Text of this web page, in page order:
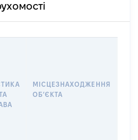
МІСЦЕЗНАХОДЖЕННЯ
ОБʼЄКТА